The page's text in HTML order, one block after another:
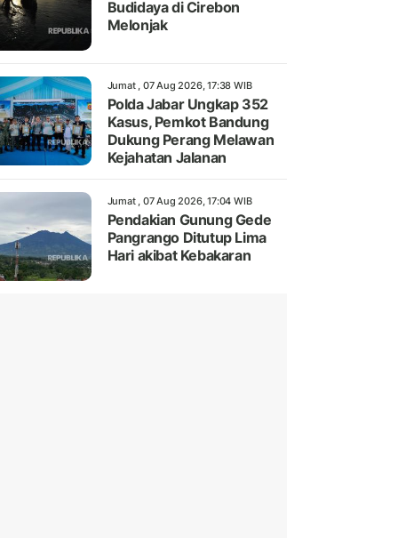
Budidaya di Cirebon
Melonjak
Jumat , 07 Aug 2026, 17:38 WIB
Polda Jabar Ungkap 352
Kasus, Pemkot Bandung
Dukung Perang Melawan
Kejahatan Jalanan
Jumat , 07 Aug 2026, 17:04 WIB
Pendakian Gunung Gede
Pangrango Ditutup Lima
Hari akibat Kebakaran